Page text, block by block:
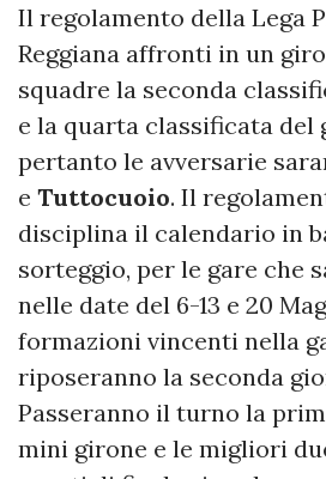
Il regolamento della Lega
Reggiana affronti in un
squadre la seconda
e la quarta classificata del
pertanto le avversarie
e Tuttocuoio. Il
disciplina il calendario in
sorteggio, per le gare che
nelle date del 6-13 e 20
formazioni vincenti nella
riposeranno la seconda
Passeranno il turno la
mini girone e le migliori